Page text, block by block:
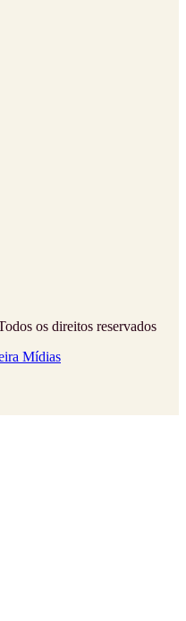
os direitos reservados
Mídias